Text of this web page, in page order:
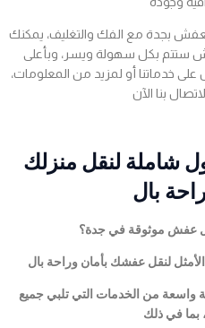
بجدة مع الفك والتغليف، يمكنك
ستتم بكل سهولة ويسر، وبأعلى
على خدماتنا أو لمزيد من المعلومات،
شاملة لنقل منزلك
بال
عفش موثوقة في جدة؟
من الخدمات التي تلبي جميع